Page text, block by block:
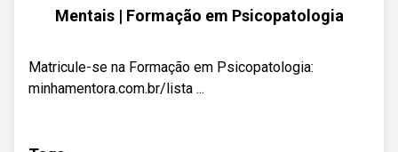
Mentais | Formação em Psicopatologia
Matricule-se na Formação em Psicopatologia:
minhamentora.com.br/lista ...